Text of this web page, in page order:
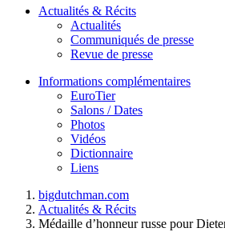
Actualités & Récits
Actualités
Communiqués de presse
Revue de presse
Informations complémentaires
EuroTier
Salons / Dates
Photos
Vidéos
Dictionnaire
Liens
bigdutchman.com
Actualités & Récits
Médaille d’honneur russe pour